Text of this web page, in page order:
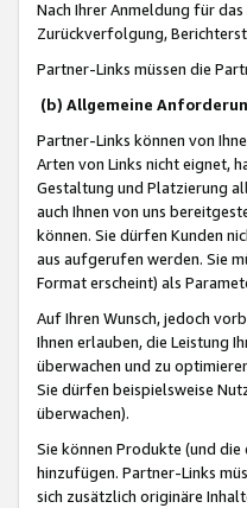
Nach Ihrer Anmeldung für
Zurückverfolgung,
Partner-Links müssen die
(b) Allgemeine
Partner-Links können von
Arten von Links nicht eignet,
Gestaltung und Platzierung
auch Ihnen von uns
können. Sie dürfen Kunden
aus aufgerufen werden. Sie
Format erscheint) als
Auf Ihren Wunsch, jedoch
Ihnen erlauben, die Leistung
überwachen und zu
Sie dürfen beispielsweise
überwachen).
Sie können Produkte (und
hinzufügen. Partner-Links
sich zusätzlich originäre